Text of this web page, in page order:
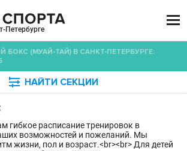
Петербурге

БОКС (МУАЙ-ТАЙ) В САНКТ-ПЕТЕРБУРГЕ:
 НАЙТИ СЕКЦИИ
гибкое расписание тренировок в
возможностей и пожеланий. Мы
жизни, пол и возраст.<br><br> Для детей